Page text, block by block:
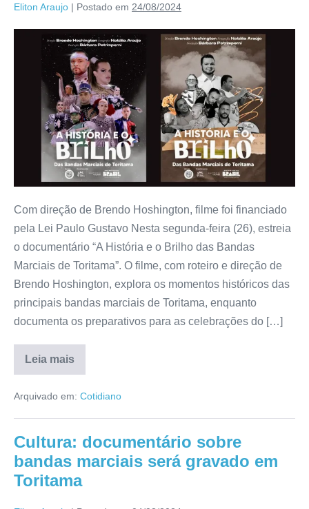
Eliton Araujo | Postado em 24/08/2024
Com direção de Brendo Hoshington, filme foi financiado
pela Lei Paulo Gustavo Nesta segunda-feira (26), estreia
o documentário “A História e o Brilho das Bandas
Marciais de Toritama”. O filme, com roteiro e direção de
Brendo Hoshington, explora os momentos históricos das
principais bandas marciais de Toritama, enquanto
documenta os preparativos para as celebrações do […]
Leia mais
Arquivado em: Cotidiano
Cultura: documentário sobre
bandas marciais será gravado em
Toritama